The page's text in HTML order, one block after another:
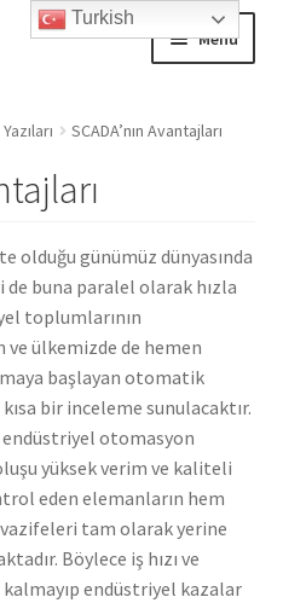
Menu
child
menu
SCADA’nın Avantajları
olduğu günümüz dünyasında
buna paralel olarak hızla
toplumlarının
ülkemizde de hemen
başlayan otomatik
bir inceleme sunulacaktır.
otomasyon
yüksek verim ve kaliteli
eden elemanların hem
tam olarak yerine
Böylece iş hızı ve
endüstriyel kazalar
Turkish